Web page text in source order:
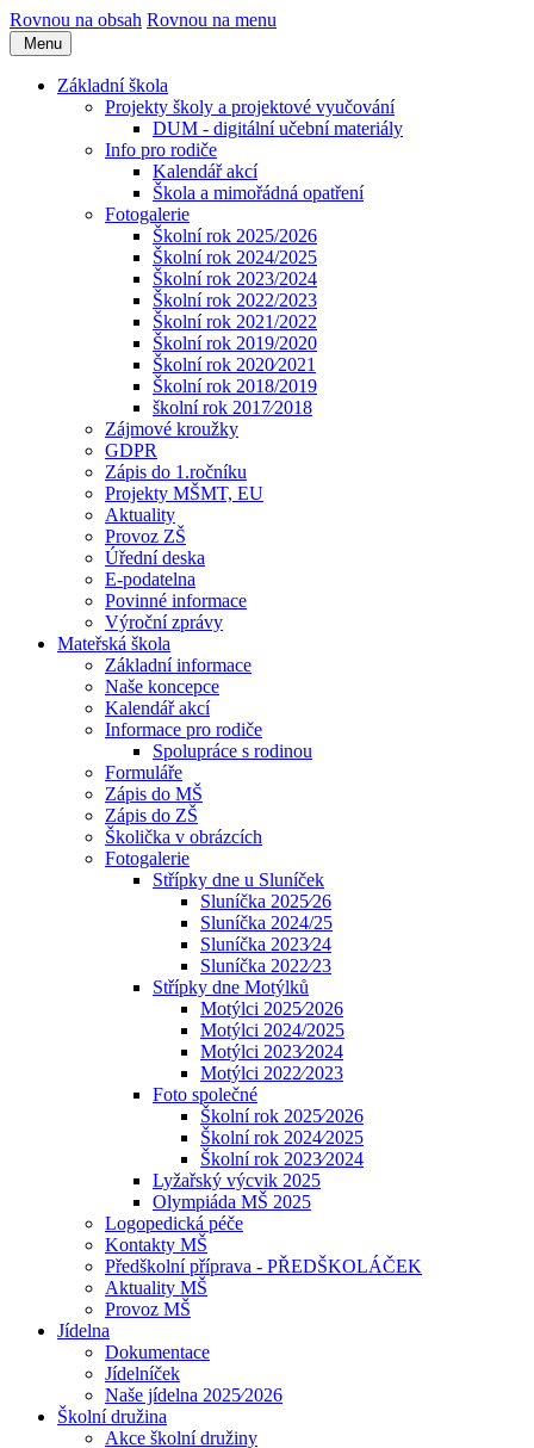
Rovnou na obsah Rovnou na menu
Menu
Základní škola
Projekty školy a projektové vyučování
DUM - digitální učební materiály
Info pro rodiče
Kalendář akcí
Škola a mimořádná opatření
Fotogalerie
Školní rok 2025/2026
Školní rok 2024/2025
Školní rok 2023/2024
Školní rok 2022/2023
Školní rok 2021/2022
Školní rok 2019/2020
Školní rok 2020⁄2021
Školní rok 2018/2019
školní rok 2017⁄2018
Zájmové kroužky
GDPR
Zápis do 1.ročníku
Projekty MŠMT, EU
Aktuality
Provoz ZŠ
Úřední deska
E-podatelna
Povinné informace
Výroční zprávy
Mateřská škola
Základní informace
Naše koncepce
Kalendář akcí
Informace pro rodiče
Spolupráce s rodinou
Formuláře
Zápis do MŠ
Zápis do ZŠ
Školička v obrázcích
Fotogalerie
Střípky dne u Sluníček
Sluníčka 2025⁄26
Sluníčka 2024/25
Sluníčka 2023⁄24
Sluníčka 2022⁄23
Střípky dne Motýlků
Motýlci 2025⁄2026
Motýlci 2024/2025
Motýlci 2023⁄2024
Motýlci 2022⁄2023
Foto společné
Školní rok 2025⁄2026
Školní rok 2024⁄2025
Školní rok 2023⁄2024
Lyžařský výcvik 2025
Olympiáda MŠ 2025
Logopedická péče
Kontakty MŠ
Předškolní příprava - PŘEDŠKOLÁČEK
Aktuality MŠ
Provoz MŠ
Jídelna
Dokumentace
Jídelníček
Naše jídelna 2025⁄2026
Školní družina
Akce školní družiny